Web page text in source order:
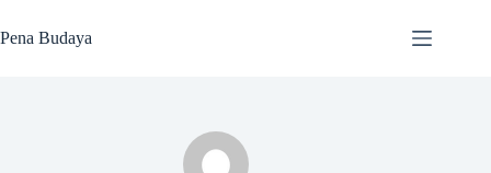
to
content
Pena Budaya